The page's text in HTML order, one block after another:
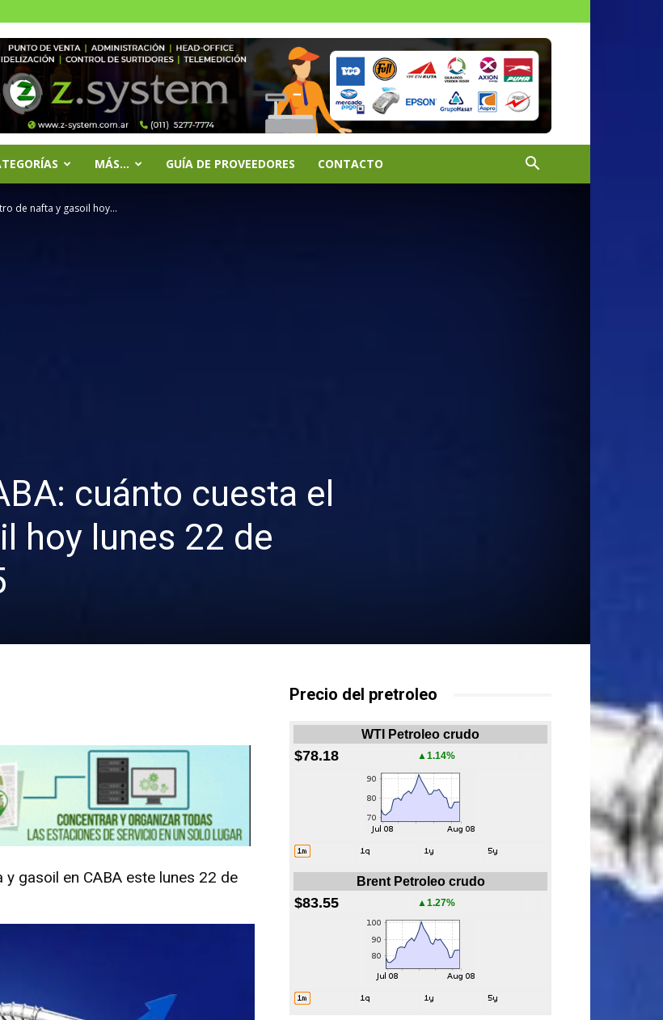
MÁS… GUÍA DE PROVEEDORES CONTACTO
de nafta y gasoil hoy...
cuánto cuesta el
hoy lunes 22 de
gasoil en CABA este lunes 22 de
Precio del pretroleo
WTI Petroleo crudo
$78.18 ▲1.14%
Brent Petroleo crudo
$83.55 ▲1.27%